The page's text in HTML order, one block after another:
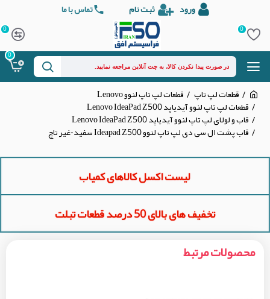
ورود ثبت نام تماس با ما
0
0
0
قطعات لپ تاپ قطعات لپ تاپ لنوو Lenovo
قطعات لپ تاپ لنوو آیدیاپد Lenovo IdeaPad Z500
قاب و لولای لپ تاپ لنوو آیدیاپد Lenovo IdeaPad Z500
قاب پشت ال سی دی لپ تاپ لنوو Ideapad Z500 سفید-غیر تاچ
لیست اکسل کالاهای کمیاب
تخفیف های بالای 50 درصد قطعات تبلت
محصولات مرتبط